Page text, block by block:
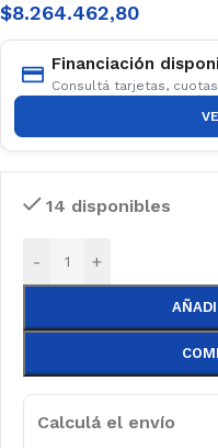
$8.264.462,80
Financiación
Consultá tarjetas,
14 disponibles
- +
Calculá el envío